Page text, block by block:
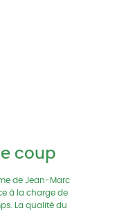
coup
de Jean-Marc
à la charge de
La qualité du